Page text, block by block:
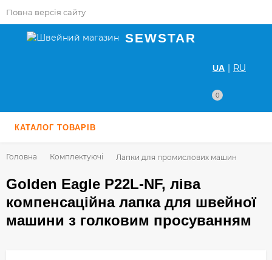
Повна версія сайту
UA | RU
0
SEWSTAR
КАТАЛОГ ТОВАРІВ
Головна Комплектуючі Лапки для промислових машин
Golden Eagle P22L-NF, ліва
компенсаційна лапка для швейної
машини з голковим просуванням